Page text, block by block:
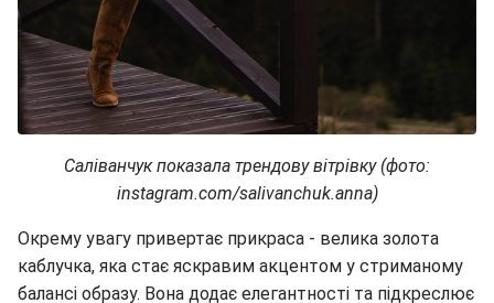
Саліванчук показала трендову вітрівку (фото:
instagram.com/salivanchuk.anna)
Окрему увагу привертає прикраса - велика золота
каблучка, яка стає яскравим акцентом у стриманому
балансі образу. Вона додає елегантності та підкреслює